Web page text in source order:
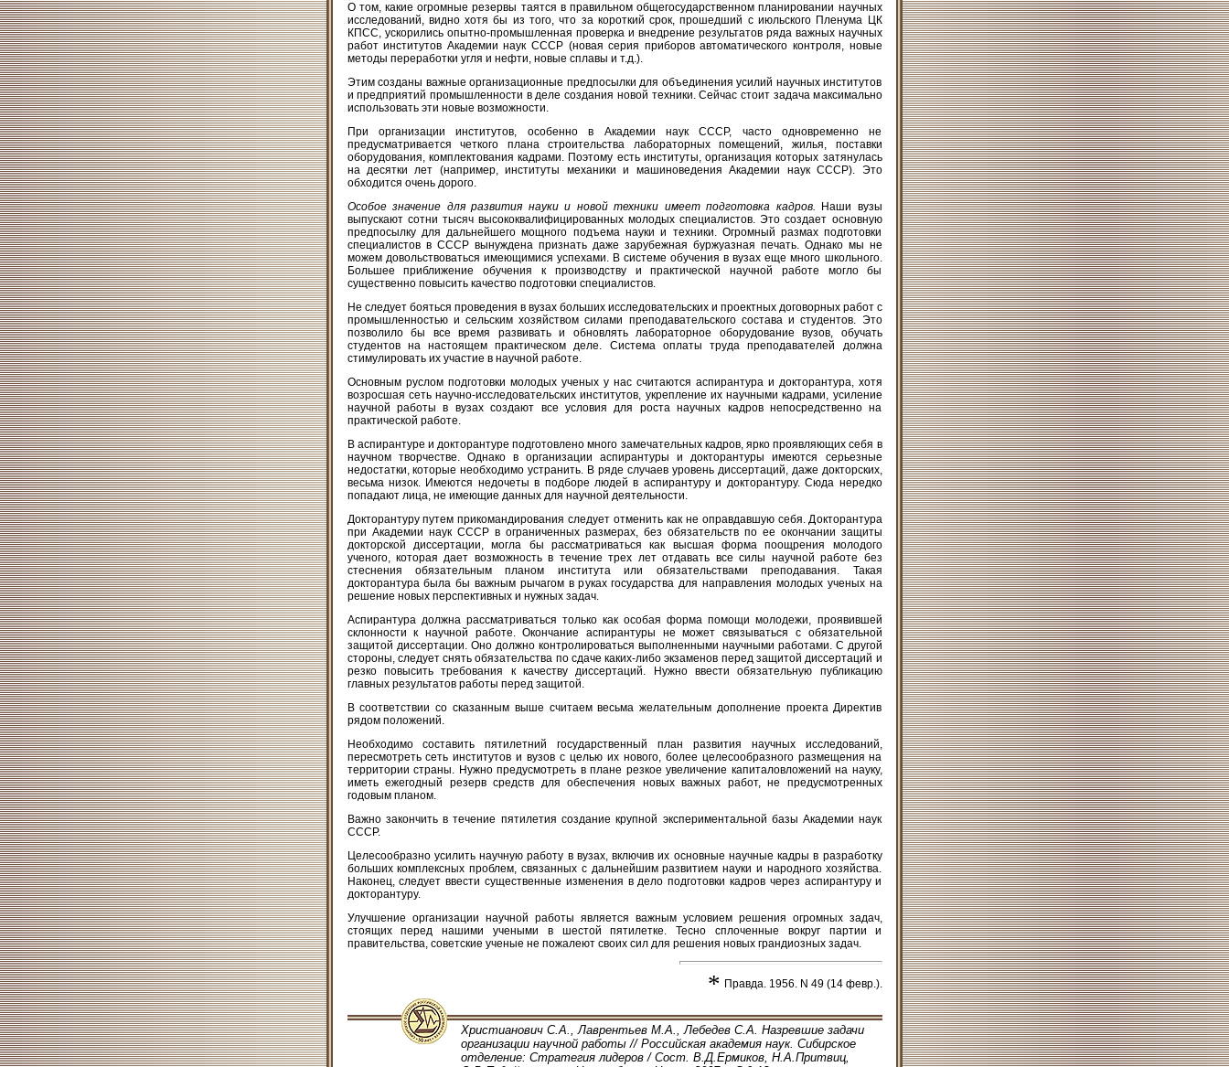
О том, какие огромные резервы таятся в правильном общегосударственном планировании научных
исследований, видно хотя бы из того, что за короткий срок, прошедший с июльского Пленума ЦК
КПСС, ускорились опытно-промышленная проверка и внедрение результатов ряда важных научных
работ институтов Академии наук СССР (новая серия приборов автоматического контроля, новые
методы переработки угля и нефти, новые сплавы и т.д.).
Этим созданы важные организационные предпосылки для объединения усилий научных институтов
и предприятий промышленности в деле создания новой техники. Сейчас стоит задача максимально
использовать эти новые возможности.
При организации институтов, особенно в Академии наук СССР, часто одновременно не
предусматривается четкого плана строительства лабораторных помещений, жилья, поставки
оборудования, комплектования кадрами. Поэтому есть институты, организация которых затянулась
на десятки лет (например, институты механики и машиноведения Академии наук СССР). Это
обходится очень дорого.
Особое значение для развития науки и новой техники имеет подготовка кадров. Наши вузы
выпускают сотни тысяч высококвалифицированных молодых специалистов. Это создает основную
предпосылку для дальнейшего мощного подъема науки и техники. Огромный размах подготовки
специалистов в СССР вынуждена признать даже зарубежная буржуазная печать. Однако мы не
можем довольствоваться имеющимися успехами. В системе обучения в вузах еще много школьного.
Большее приближение обучения к производству и практической научной работе могло бы
существенно повысить качество подготовки специалистов.
Не следует бояться проведения в вузах больших исследовательских и проектных договорных работ с
промышленностью и сельским хозяйством силами преподавательского состава и студентов. Это
позволило бы все время развивать и обновлять лабораторное оборудование вузов, обучать
студентов на настоящем практическом деле. Система оплаты труда преподавателей должна
стимулировать их участие в научной работе.
Основным руслом подготовки молодых ученых у нас считаются аспирантура и докторантура, хотя
возросшая сеть научно-исследовательских институтов, укрепление их научными кадрами, усиление
научной работы в вузах создают все условия для роста научных кадров непосредственно на
практической работе.
В аспирантуре и докторантуре подготовлено много замечательных кадров, ярко проявляющих себя в
научном творчестве. Однако в организации аспирантуры и докторантуры имеются серьезные
недостатки, которые необходимо устранить. В ряде случаев уровень диссертаций, даже докторских,
весьма низок. Имеются недочеты в подборе людей в аспирантуру и докторантуру. Сюда нередко
попадают лица, не имеющие данных для научной деятельности.
Докторантуру путем прикомандирования следует отменить как не оправдавшую себя. Докторантура
при Академии наук СССР в ограниченных размерах, без обязательств по ее окончании защиты
докторской диссертации, могла бы рассматриваться как высшая форма поощрения молодого
ученого, которая дает возможность в течение трех лет отдавать все силы научной работе без
стеснения обязательным планом института или обязательствами преподавания. Такая
докторантура была бы важным рычагом в руках государства для направления молодых ученых на
решение новых перспективных и нужных задач.
Аспирантура должна рассматриваться только как особая форма помощи молодежи, проявившей
склонности к научной работе. Окончание аспирантуры не может связываться с обязательной
защитой диссертации. Оно должно контролироваться выполненными научными работами. С другой
стороны, следует снять обязательства по сдаче каких-либо экзаменов перед защитой диссертаций и
резко повысить требования к качеству диссертаций. Нужно ввести обязательную публикацию
главных результатов работы перед защитой.
В соответствии со сказанным выше считаем весьма желательным дополнение проекта Директив
рядом положений.
Необходимо составить пятилетний государственный план развития научных исследований,
пересмотреть сеть институтов и вузов с целью их нового, более целесообразного размещения на
территории страны. Нужно предусмотреть в плане резкое увеличение капиталовложений на науку,
иметь ежегодный резерв средств для обеспечения новых важных работ, не предусмотренных
годовым планом.
Важно закончить в течение пятилетия создание крупной экспериментальной базы Академии наук
СССР.
Целесообразно усилить научную работу в вузах, включив их основные научные кадры в разработку
больших комплексных проблем, связанных с дальнейшим развитием науки и народного хозяйства.
Наконец, следует ввести существенные изменения в дело подготовки кадров через аспирантуру и
докторантуру.
Улучшение организации научной работы является важным условием решения огромных задач,
стоящих перед нашими учеными в шестой пятилетке. Тесно сплоченные вокруг партии и
правительства, советские ученые не пожалеют своих сил для решения новых грандиозных задач.
* Правда. 1956. N 49 (14 февр.).
Христианович С.А., Лаврентьев М.А., Лебедев С.А. Назревшие задачи
организации научной работы // Российская академия наук. Сибирское
отделение: Стратегия лидеров / Сост. В.Д.Ермиков, Н.А.Притвиц,